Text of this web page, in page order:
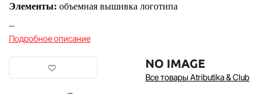
Элементы: объемная вышивка логотипа
...
Подробное описание
Все товары Atributika & Club